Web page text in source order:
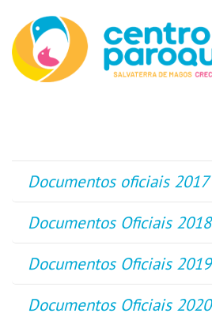
Documentos oficiais 2017
Documentos Oficiais 2018
Documentos Oficiais 2019
Documentos Oficiais 2020